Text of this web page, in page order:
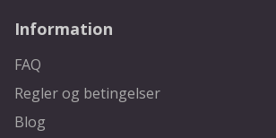
Information
FAQ
Regler og betingelser
Blog